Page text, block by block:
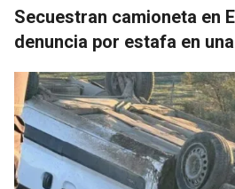
Secuestran camioneta en
denuncia por estafa en